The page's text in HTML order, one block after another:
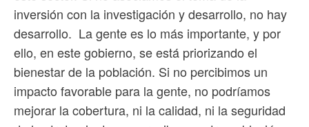
inversión con la investigación y desarrollo, no hay
desarrollo. La gente es lo más importante, y por
ello, en este gobierno, se está priorizando el
bienestar de la población. Si no percibimos un
impacto favorable para la gente, no podríamos
mejorar la cobertura, ni la calidad, ni la seguridad